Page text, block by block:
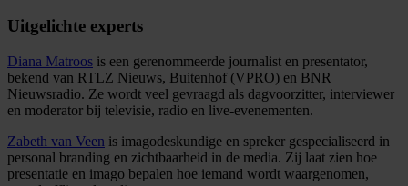
Uitgelichte experts
Diana Matroos is een gerenommeerde journalist en presentator,
bekend van RTLZ Nieuws, Buitenhof (VPRO) en BNR
Nieuwsradio. Ze wordt veel gevraagd als dagvoorzitter, interviewer
en moderator bij televisie, radio en live-evenementen.
Zabeth van Veen is imagodeskundige en spreker gespecialiseerd in
personal branding en zichtbaarheid in de media. Zij laat zien hoe
presentatie en imago bepalen hoe iemand wordt waargenomen,